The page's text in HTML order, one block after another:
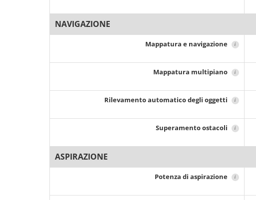
NAVIGAZIONE
Mappatura e navigazione i
Mappatura multipiano i
Rilevamento automatico degli oggetti i
Superamento ostacoli i
ASPIRAZIONE
Potenza di aspirazione i